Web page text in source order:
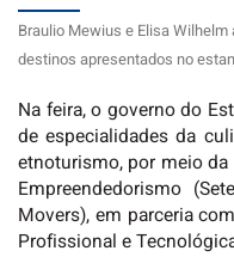
Braulio Mewius e Elisa
destinos apresentados no
Na feira, o governo do
de especialidades da
etnoturismo, por meio da
Empreendedorismo
Movers), em parceria
Profissional e